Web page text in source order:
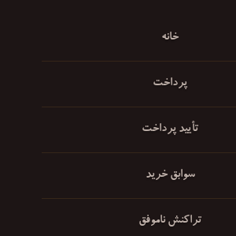
خانه
پرداخت
تأیید پرداخت
سوابق خرید
تراکنش ناموفق